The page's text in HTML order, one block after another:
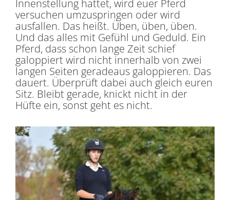
Innenstellung hattet, wird euer Pferd
versuchen umzuspringen oder wird
ausfallen. Das heißt. Üben, üben, üben.
Und das alles mit Gefühl und Geduld. Ein
Pferd, dass schon lange Zeit schief
galoppiert wird nicht innerhalb von zwei
langen Seiten geradeaus galoppieren. Das
dauert. Überprüft dabei auch gleich euren
Sitz. Bleibt gerade, knickt nicht in der
Hüfte ein, sonst geht es nicht.